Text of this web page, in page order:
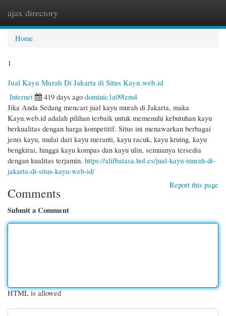
ajax directory
Home
1
Jual Kayu Murah Di Jakarta di Situs Kayu.web.id
Internet
419 days ago dominic1a09lzm4
Jika Anda Sedang mencari jual kayu murah di Jakarta, maka
Kayu.web.id adalah pilihan terbaik untuk memenuhi kebutuhan kayu
berkualitas dengan harga kompetitif. Situs ini menawarkan berbagai
jenis kayu, mulai dari kayu meranti, kayu racuk, kayu kruing, kayu
bengkirai, hingga kayu kompas dan kayu ulin, semuanya tersedia
dengan kualitas terjamin. https://alifbatasa.hol.es/jual-kayu-murah-di-
jakarta-di-situs-kayu-web-id/
Report this page
Comments
Submit a Comment
HTML is allowed